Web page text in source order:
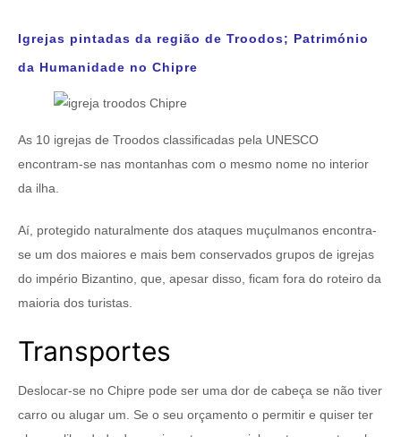
Igrejas pintadas da região de Troodos; Património
da Humanidade no Chipre
As 10 igrejas de Troodos classificadas pela UNESCO
encontram-se nas montanhas com o mesmo nome no interior
da ilha.
Aí, protegido naturalmente dos ataques muçulmanos encontra-
se um dos maiores e mais bem conservados grupos de igrejas
do império Bizantino, que, apesar disso, ficam fora do roteiro da
maioria dos turistas.
Transportes
Deslocar-se no Chipre pode ser uma dor de cabeça se não tiver
carro ou alugar um. Se o seu orçamento o permitir e quiser ter